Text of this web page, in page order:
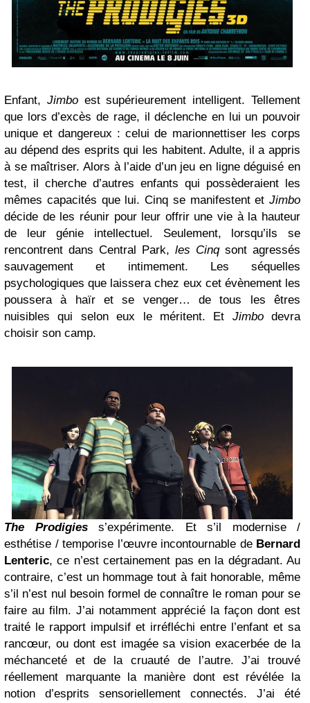
Enfant, Jimboest supérieurement intelligent. Tellement
que lors d’excès de rage, il déclenche en lui un pouvoir
unique et dangereux : celui de marionnettiser les corps
au dépend des esprits qui les habitent. Adulte, il a appris
à se maîtriser. Alors à l’aide d’un jeu en ligne déguisé en
test, il cherche d’autres enfants qui possèderaient les
mêmes capacités que lui. Cinq se manifestent et Jimbo
décide de les réunir pour leur offrir une vie à la hauteur
de leur génie intellectuel. Seulement, lorsqu’ils se
rencontrent dans Central Park, les Cinqsont agressés
sauvagement et intimement. Les séquelles
psychologiques que laissera chez eux cet évènement les
poussera à haïr et se venger… de tous les êtres
nuisibles qui selon eux le méritent. Et Jimbodevra
choisir son camp.
The Prodigiess’expérimente. Et s’il modernise /
esthétise / temporise l’œuvre incontournable de Bernard
Lenteric, ce n’est certainement pas en la dégradant. Au
contraire, c’est un hommage tout à fait honorable, même
s’il n’est nul besoin formel de connaître le roman pour se
faire au film. J’ai notamment apprécié la façon dont est
traité le rapport impulsif et irréfléchi entre l’enfant et sa
rancœur, ou dont est imagée sa vision exacerbée de la
méchanceté et de la cruauté de l’autre. J’ai trouvé
réellement marquante la manière dont est révélée la
notion d’esprits sensoriellement connectés. J’ai été